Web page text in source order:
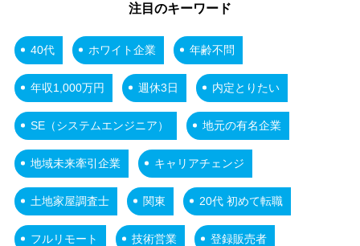
注目のキーワード
40代 ホワイト企業 年齢不問
年収1,000万円 週休3日 内定とりたい
SE（システムエンジニア） 地元の有名企業
地域未来牽引企業 キャリアチェンジ
土地家屋調査士 関東 20代 初めて転職
フルリモート 技術営業 登録販売者